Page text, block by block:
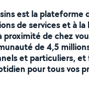
est la plateforme
de services et à
proximité de chez
de 4,5
et particuliers,
pour tous vos